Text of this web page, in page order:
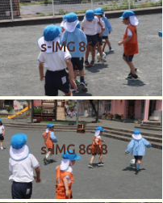
s-IMG 8647
s-IMG 8648